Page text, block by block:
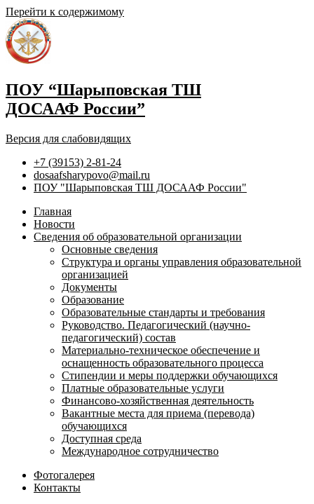
Перейти к содержимому
ПОУ “Шарыповская ТШ
ДОСААФ России”
Версия для слабовидящих
+7 (39153) 2-81-24
dosaafsharypovo@mail.ru
ПОУ "Шарыповская ТШ ДОСААФ России"
Главная
Новости
Сведения об образовательной организации
Основные сведения
Структура и органы управления образовательной
организацией
Документы
Образование
Образовательные стандарты и требования
Руководство. Педагогический (научно-
педагогический) состав
Материально-техническое обеспечение и
оснащенность образовательного процесса
Стипендии и меры поддержки обучающихся
Платные образовательные услуги
Финансово-хозяйственная деятельность
Вакантные места для приема (перевода)
обучающихся
Доступная среда
Международное сотрудничество
Фотогалерея
Контакты